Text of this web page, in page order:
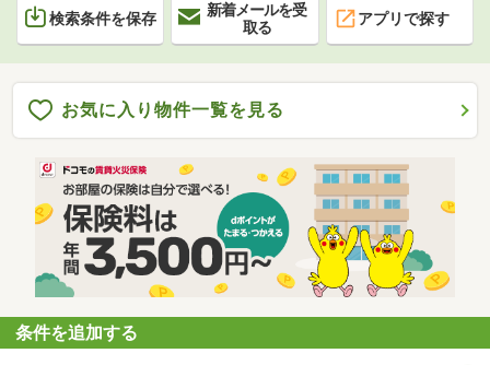
検索条件を保存
新着メールを受
取る
アプリで探す
お気に入り物件一覧を見る
条件を追加する